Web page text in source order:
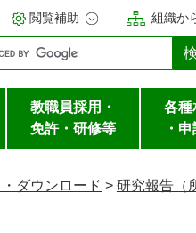
閲覧補助 組織か
教職員採用・
免許・研修等
各種
・
ダウンロード > 研究報告（